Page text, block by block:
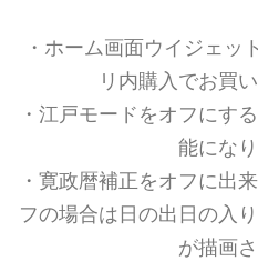
・ホーム画面ウイジェッ
リ内購入でお買
・江戸モードをオフにす
能にな
・寛政暦補正をオフに出
フの場合は日の出日の入
が描画